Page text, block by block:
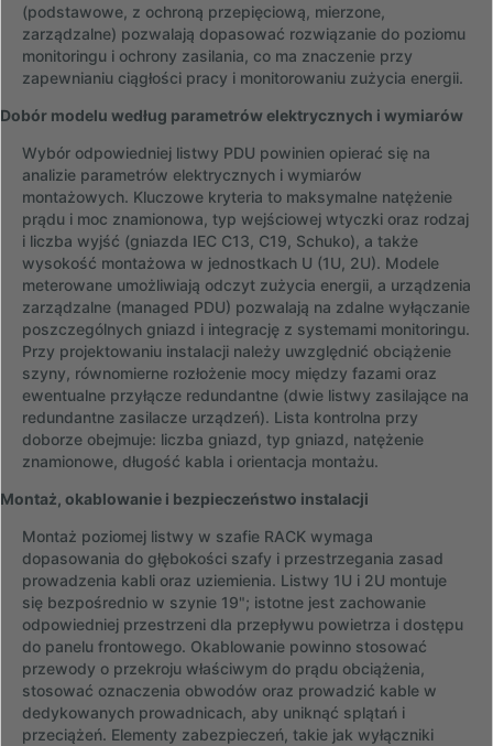
(podstawowe, z ochroną przepięciową, mierzone,
zarządzalne) pozwalają dopasować rozwiązanie do poziomu
monitoringu i ochrony zasilania, co ma znaczenie przy
zapewnianiu ciągłości pracy i monitorowaniu zużycia energii.
Dobór modelu według parametrów elektrycznych i wymiarów
Wybór odpowiedniej listwy PDU powinien opierać się na
analizie parametrów elektrycznych i wymiarów
montażowych. Kluczowe kryteria to maksymalne natężenie
prądu i moc znamionowa, typ wejściowej wtyczki oraz rodzaj
i liczba wyjść (gniazda IEC C13, C19, Schuko), a także
wysokość montażowa w jednostkach U (1U, 2U). Modele
meterowane umożliwiają odczyt zużycia energii, a urządzenia
zarządzalne (managed PDU) pozwalają na zdalne wyłączanie
poszczególnych gniazd i integrację z systemami monitoringu.
Przy projektowaniu instalacji należy uwzględnić obciążenie
szyny, równomierne rozłożenie mocy między fazami oraz
ewentualne przyłącze redundantne (dwie listwy zasilające na
redundantne zasilacze urządzeń). Lista kontrolna przy
doborze obejmuje: liczba gniazd, typ gniazd, natężenie
znamionowe, długość kabla i orientacja montażu.
Montaż, okablowanie i bezpieczeństwo instalacji
Montaż poziomej listwy w szafie RACK wymaga
dopasowania do głębokości szafy i przestrzegania zasad
prowadzenia kabli oraz uziemienia. Listwy 1U i 2U montuje
się bezpośrednio w szynie 19"; istotne jest zachowanie
odpowiedniej przestrzeni dla przepływu powietrza i dostępu
do panelu frontowego. Okablowanie powinno stosować
przewody o przekroju właściwym do prądu obciążenia,
stosować oznaczenia obwodów oraz prowadzić kable w
dedykowanych prowadnicach, aby uniknąć splątań i
przeciążeń. Elementy zabezpieczeń, takie jak wyłączniki